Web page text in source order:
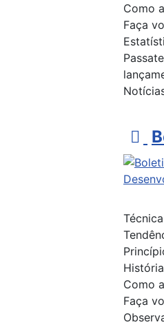
Como
Faça
p
d
f
Como
Faça